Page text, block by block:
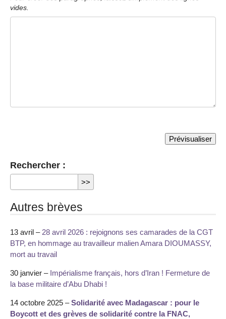
vides.
Rechercher :
Autres brèves
13 avril – 28 avril 2026 : rejoignons ses camarades de la CGT
BTP, en hommage au travailleur malien Amara DIOUMASSY,
mort au travail
30 janvier – Impérialisme français, hors d’Iran ! Fermeture de
la base militaire d’Abu Dhabi !
14 octobre 2025 –Solidarité avec Madagascar : pour le
Boycott et des grèves de solidarité contre la FNAC,